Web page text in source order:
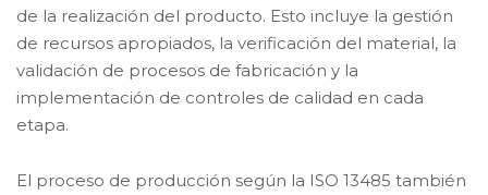
de la realización del producto. Esto incluye la gestión
de recursos apropiados, la verificación del material, la
validación de procesos de fabricación y la
implementación de controles de calidad en cada
etapa.
El proceso de producción según la ISO 13485 también